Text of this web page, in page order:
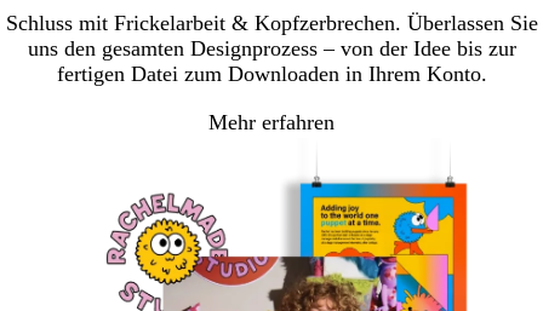
Schluss mit Frickelarbeit & Kopfzerbrechen. Überlassen Sie
uns den gesamten Designprozess – von der Idee bis zur
fertigen Datei zum Downloaden in Ihrem Konto.
Mehr erfahren